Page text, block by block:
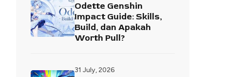
Odette Genshin
Impact Guide: Skills,
Build, dan Apakah
Worth Pull?
31 July, 2026